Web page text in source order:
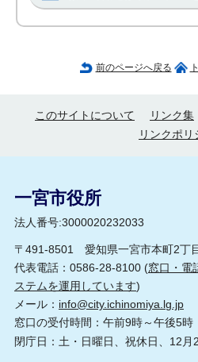
前のページへ戻る
このサイトについて リンク集
リンクポリ
一宮市役所
法人番号:3000020232033
〒491-8501 愛知県一宮市本町2丁
代表電話：0586-28-8100 (窓口・電
ステムを運用しています)
メール： info@city.ichinomiya.lg.jp
窓口の受付時間：午前9時～午後5時
閉庁日：土・日曜日、祝休日、12月